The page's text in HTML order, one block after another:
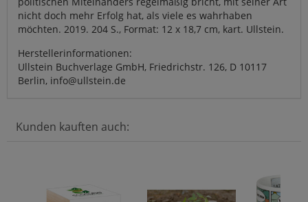
nicht doch mehr Erfolg hat, als viele es wahrhaben
möchten. 2019. 204 S., Format: 12 x 18,7 cm, kart. Ullstein.
Herstellerinformationen:
Ullstein Buchverlage GmbH, Friedrichstr. 126, D 10117
Berlin, info@ullstein.de
Kunden kauften auch: